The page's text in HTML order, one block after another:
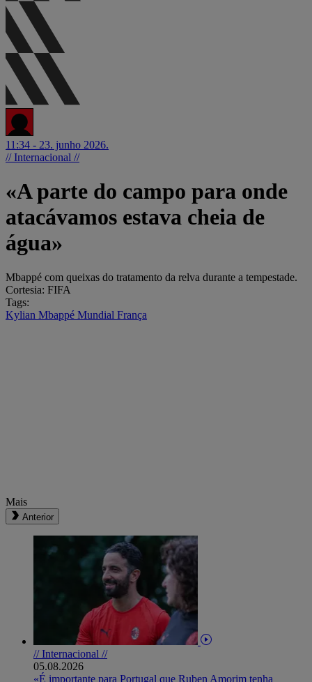
11:34 - 23. junho 2026.
// Internacional //
«A parte do campo para onde
atacávamos estava cheia de
água»
Mbappé com queixas do tratamento da relva durante a tempestade.
Cortesia: FIFA
Tags:
Kylian Mbappé Mundial França
Mais
Anterior
// Internacional //
05.08.2026
«É importante para Portugal que Ruben Amorim tenha